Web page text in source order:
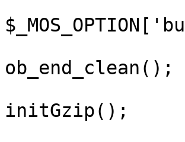
ob_end_clean();
initGzip();